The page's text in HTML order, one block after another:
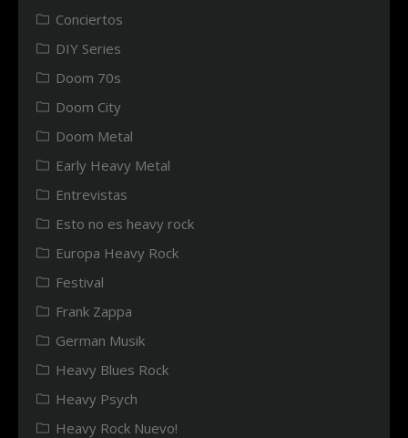
Conciertos
DIY Series
Doom 70s
Doom City
Doom Metal
Early Heavy Metal
Entrevistas
Esto no es heavy rock
Europa Heavy Rock
Festival
Frank Zappa
German Musik
Heavy Blues Rock
Heavy Psych
Heavy Rock Nuevo!